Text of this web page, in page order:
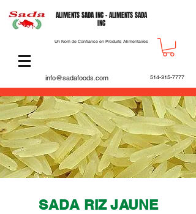
ALIMENTS SADA INC - ALIMENTS SADA
INC
Un Nom de Confiance en Produits Alimentaires
info@sadafoods.com 514-315-7777
SADA RIZ JAUNE